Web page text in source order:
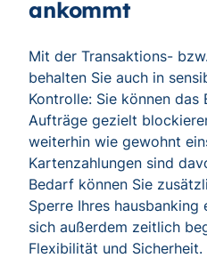
ankommt
Mit der Transaktions-
behalten Sie auch in
Kontrolle: Sie können das
Aufträge gezielt
weiterhin wie gewohnt
Kartenzahlungen sind
Bedarf können Sie
Sperre Ihres hausbanking
sich außerdem zeitlich
Flexibilität und Sicherheit.